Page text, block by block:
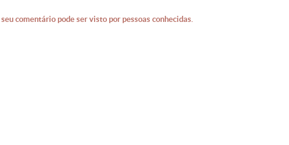
comentário pode ser visto por pessoas conhecidas.